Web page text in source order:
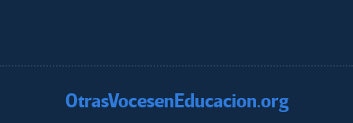
OtrasVocesenEducacion.org